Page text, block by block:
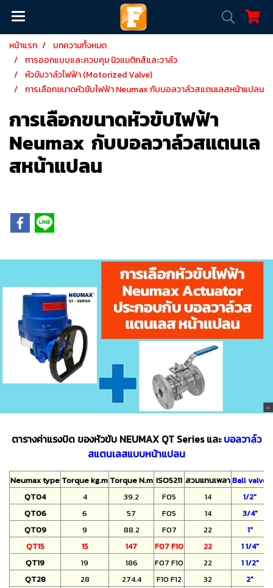
หน้าแรก
บทความทั้งหมด
การออกแบบและควบคุม นิวแมติกส์และวาล์ว
หัวขับวาล์วไฟฟ้า (Motorized Valve)
การเลือกขนาดหัวขับไฟฟ้า Neumax กับบอลวาล์วสแตนเลสหน้าแปลน
การเลือกขนาดหัวขับไฟฟ้า
Neumax กับบอลวาล์วสแตนเล
สหน้าแปลน
ตารางค่าแรงบิด ของหัวขับ NEUMAX QT Series และบอลวาล์ว
สแตนเลสแบบหน้าแปลน
Neumax type Torque kg.m Torque N.m ISO5211 สวมแกนเพลาฺBall valve
QT04
4 39.2 F05 14
1/2"
QT06
6 57 F05 14
3/4"
QT09
9 88.2 F07 22
1"
QT15
15 147 F07 F10 22
1 1/4"
QT19
19 186 F07 F10 22
1 1/2"
QT28
28 274.4 F10 F12 32
2"